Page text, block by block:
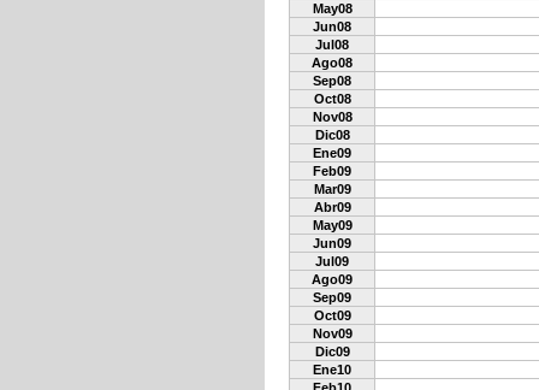
May08
Jun08
Jul08
Ago08
Sep08
Oct08
Nov08
Dic08
Ene09
Feb09
Mar09
Abr09
May09
Jun09
Jul09
Ago09
Sep09
Oct09
Nov09
Dic09
Ene10